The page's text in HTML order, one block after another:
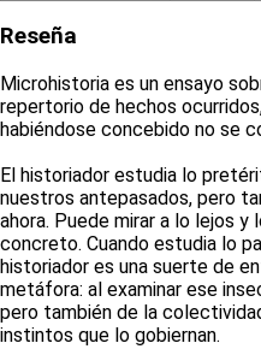
Reseña
Microhistoria es un ensayo
repertorio de hechos
habiéndose concebido no se
El historiador estudia lo
nuestros antepasados, pero
ahora. Puede mirar a lo lejos y
concreto. Cuando estudia lo
historiador es una suerte de
metáfora: al examinar ese
pero también de la
instintos que lo gobiernan.